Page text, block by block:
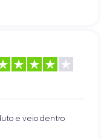
e veio dentro